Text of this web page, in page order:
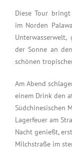
Diese Tour
im Norden
der Sonne an
schönen
Am Abend
einem Drink den
Südchinesischen
Lagerfeuer am
Nacht genießt,
Milchstraße im